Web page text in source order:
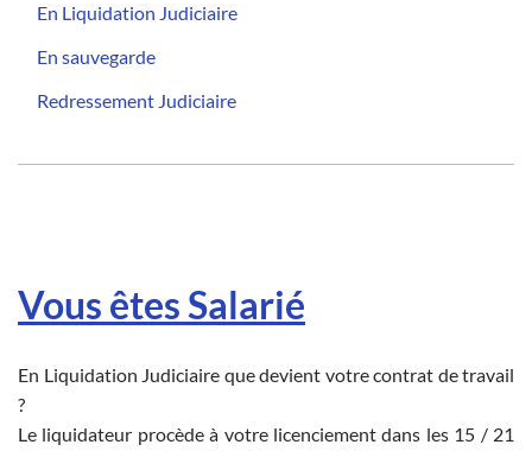
En Liquidation Judiciaire
En sauvegarde
Redressement Judiciaire
Vous êtes Salarié
En Liquidation Judiciaire que devient votre contrat de travail
?
Le liquidateur procède à votre licenciement dans les 15 / 21